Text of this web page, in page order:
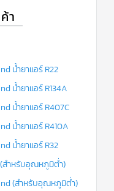
า
น้ำยาแอร์ R22
น้ำยาแอร์ R134A
น้ำยาแอร์ R407C
น้ำยาแอร์ R410A
น้ำยาแอร์ R32
(สำหรับอุณหภูมิต่ำ)
(สำหรับอุณหภูมิต่ำ)